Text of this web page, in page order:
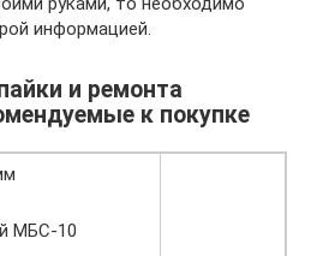
информацией.
и ремонта
к покупке
МБС-10